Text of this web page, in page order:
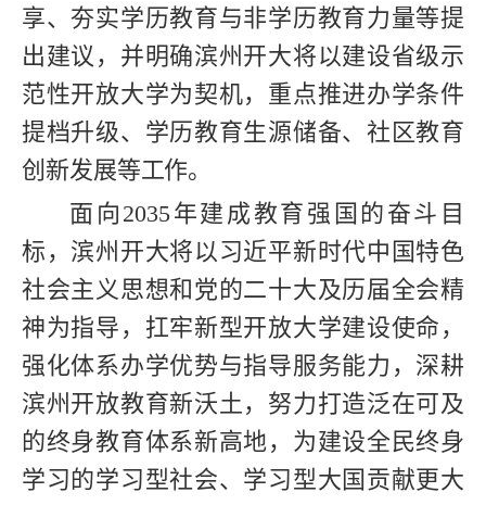
享、夯实学历教育与非学历教育力量等提
出建议，并明确滨州开大将以建设省级示
范性开放大学为契机，重点推进办学条件
提档升级、学历教育生源储备、社区教育
创新发展等工作。
面向2035年建成教育强国的奋斗目
标，滨州开大将以习近平新时代中国特色
社会主义思想和党的二十大及历届全会精
神为指导，扛牢新型开放大学建设使命，
强化体系办学优势与指导服务能力，深耕
滨州开放教育新沃土，努力打造泛在可及
的终身教育体系新高地，为建设全民终身
学习的学习型社会、学习型大国贡献更大